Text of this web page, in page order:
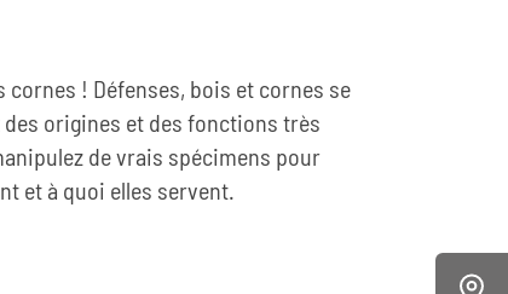
! Défenses, bois et cornes se
origines et des fonctions très
de vrais spécimens pour
et à quoi elles servent.